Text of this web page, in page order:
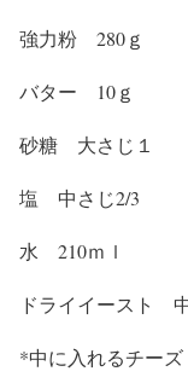
強力粉 280ｇ
バター 10ｇ
砂糖 大さじ１
塩 中さじ2/3
水 210ｍｌ
ドライイースト
*中に入れるチー